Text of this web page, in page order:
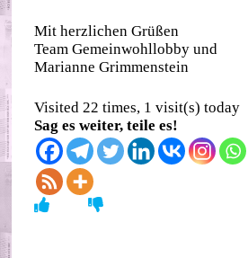
Mit herzlichen Grüßen
Team Gemeinwohllobby und
Marianne Grimmenstein
Visited 22 times, 1 visit(s) today
Sag es weiter, teile es!